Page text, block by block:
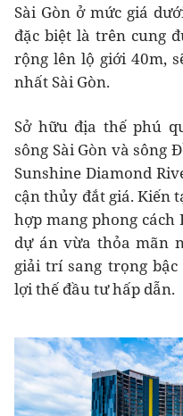
Sài Gòn ở mức giá
đặc biệt là trên cung
rộng lên lộ giới 40m,
nhất Sài Gòn.
Sở hữu địa thế phú
sông Sài Gòn và sông
Sunshine Diamond
cận thủy đắt giá. Kiến
hợp mang phong cách
dự án vừa thỏa mãn
giải trí sang trọng
lợi thế đầu tư hấp dẫn.